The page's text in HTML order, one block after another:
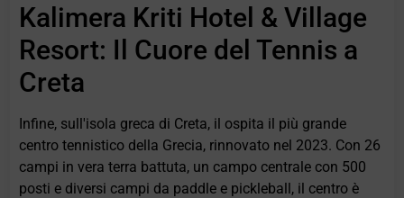
Kalimera Kriti Hotel & Village
Resort: Il Cuore del Tennis a
Creta
Infine, sull'isola greca di Creta, il ospita il più grande
centro tennistico della Grecia, rinnovato nel 2023. Con 26
campi in vera terra battuta, un campo centrale con 500
posti e diversi campi da paddle e pickleball, il centro è